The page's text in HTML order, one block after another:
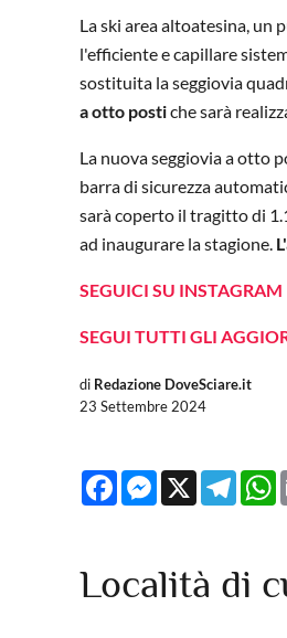
La ski area altoatesina,
l'efficiente e capillare
sostituita la seggiovia
a otto postiche sarà
La nuova seggiovia a otto
barra di sicurezza
sarà coperto il tragitto di
ad inaugurare la stagione.
SEGUICI SU INSTAGRAM
SEGUI TUTTI GLI
di Redazione DoveSciare.it
23 Settembre 2024
FacebookMessenger
X
Località di